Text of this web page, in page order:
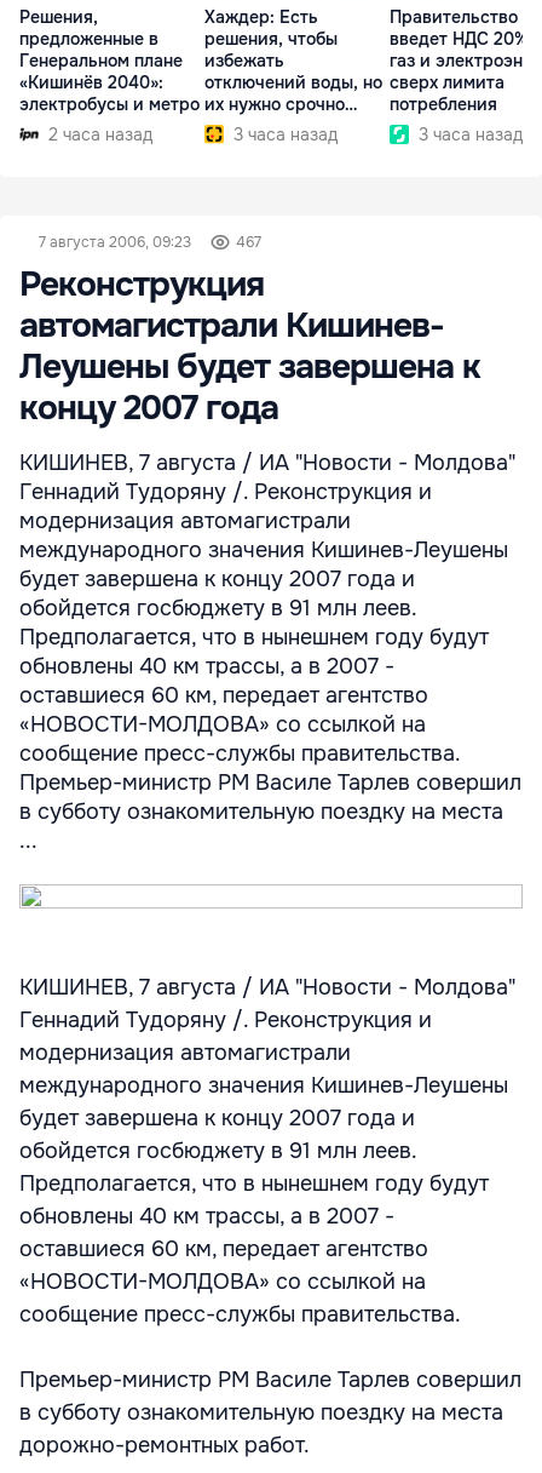
Решения,
предложенные в
Генеральном плане
«Кишинёв 2040»:
электробусы и метро
2 часа назад
Хаждер: Есть
решения, чтобы
избежать
отключений воды, но
их нужно срочно
внедрить
3 часа назад
Правительство
введет НДС 20%
газ и
сверх лимита
потребления
3 часа назад
7 августа 2006, 09:23 467
Реконструкция
автомагистрали Кишинев-
Леушены будет завершена к
концу 2007 года
КИШИНЕВ, 7 августа / ИА "Новости - Молдова"
Геннадий Тудоряну /. Реконструкция и
модернизация автомагистрали
международного значения Кишинев-Леушены
будет завершена к концу 2007 года и
обойдется госбюджету в 91 млн леев.
Предполагается, что в нынешнем году будут
обновлены 40 км трассы, а в 2007 -
оставшиеся 60 км, передает агентство
«НОВОСТИ-МОЛДОВА» со ссылкой на
сообщение пресс-службы правительства.
Премьер-министр РМ Василе Тарлев совершил
в субботу ознакомительную поездку на места
...
КИШИНЕВ, 7 августа / ИА "Новости - Молдова"
Геннадий Тудоряну /. Реконструкция и
модернизация автомагистрали
международного значения Кишинев-Леушены
будет завершена к концу 2007 года и
обойдется госбюджету в 91 млн леев.
Предполагается, что в нынешнем году будут
обновлены 40 км трассы, а в 2007 -
оставшиеся 60 км, передает агентство
«НОВОСТИ-МОЛДОВА» со ссылкой на
сообщение пресс-службы правительства.
Премьер-министр РМ Василе Тарлев совершил
в субботу ознакомительную поездку на места
дорожно-ремонтных работ.